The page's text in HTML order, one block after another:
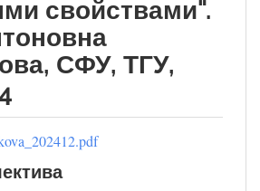
свойствами".
СФУ, ТГУ,